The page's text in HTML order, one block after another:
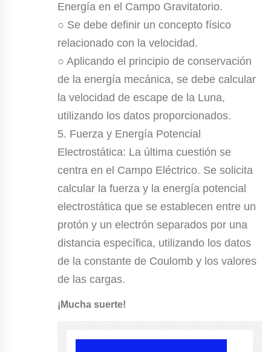
Energía en el Campo Gravitatorio.
○ Se debe definir un concepto físico
relacionado con la velocidad.
○ Aplicando el principio de conservación
de la energía mecánica, se debe calcular
la velocidad de escape de la Luna,
utilizando los datos proporcionados.
5. Fuerza y Energía Potencial
Electrostática: La última cuestión se
centra en el Campo Eléctrico. Se solicita
calcular la fuerza y la energía potencial
electrostática que se establecen entre un
protón y un electrón separados por una
distancia específica, utilizando los datos
de la constante de Coulomb y los valores
de las cargas.
¡Mucha suerte!